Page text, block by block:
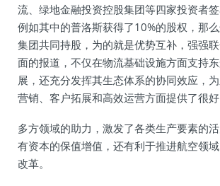
流、绿地金融投资控股集团等四家投资者
例如其中的普洛斯获得了10%的股权，那
集团共同持股，为的就是优势互补，强强
面的报道，不仅在物流基础设施方面支持
展，还充分发挥其生态体系的协同效应，
营销、客户拓展和高效运营方面提供了很好
多方领域的助力，激发了各类生产要素的
有资本的保值增值，还有利于推进航空领
改革。